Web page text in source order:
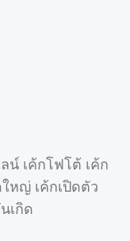
น์ เค้กโฟโต้ เค้ก
หญ่ เค้กเปิดตัว
เกิด